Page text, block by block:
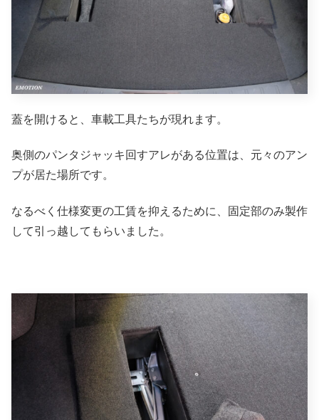
蓋を開けると、車載工具たちが現れます。
奥側のパンタジャッキ回すアレがある位置は、元々のアン
プが居た場所です。
なるべく仕様変更の工賃を抑えるために、固定部のみ製作
して引っ越してもらいました。